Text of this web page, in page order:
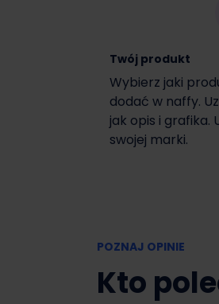
Włącz
Twój produkt
Wybierz jaki
dodać w naffy.
jak opis i grafika.
swojej marki.
POZNAJ OPINIE
Kto